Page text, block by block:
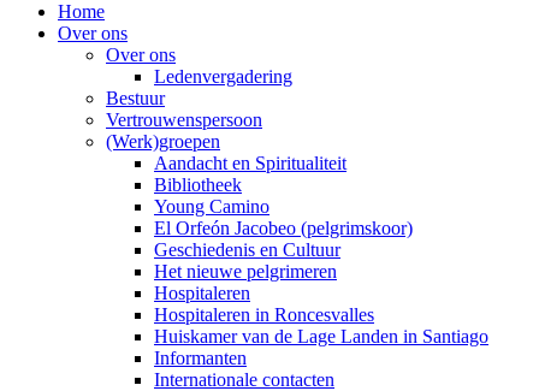
Home
Over ons
Over ons
Ledenvergadering
Bestuur
Vertrouwenspersoon
(Werk)groepen
Aandacht en Spiritualiteit
Bibliotheek
Young Camino
El Orfeón Jacobeo (pelgrimskoor)
Geschiedenis en Cultuur
Het nieuwe pelgrimeren
Hospitaleren
Hospitaleren in Roncesvalles
Huiskamer van de Lage Landen in Santiago
Informanten
Internationale contacten